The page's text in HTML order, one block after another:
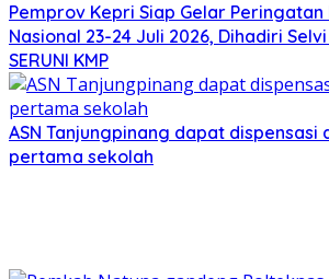
Pemprov Kepri Siap Gelar Peringatan
Nasional 23-24 Juli 2026, Dihadiri
SERUNI KMP
ASN Tanjungpinang dapat dispensasi
pertama sekolah